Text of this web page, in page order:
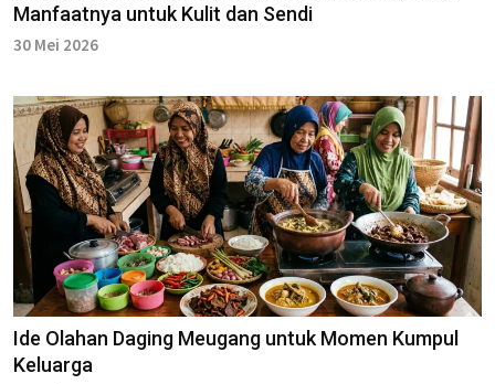
Manfaatnya untuk Kulit dan Sendi
30 Mei 2026
Ide Olahan Daging Meugang untuk Momen Kumpul
Keluarga